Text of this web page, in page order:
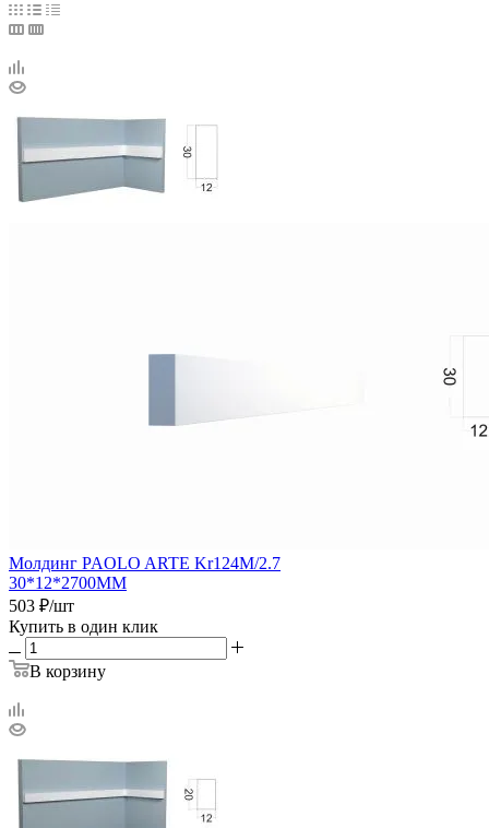
Молдинг PAOLO ARTE Kr124M/2.7
30*12*2700ММ
503 ₽/шт
Купить в один клик
В корзину